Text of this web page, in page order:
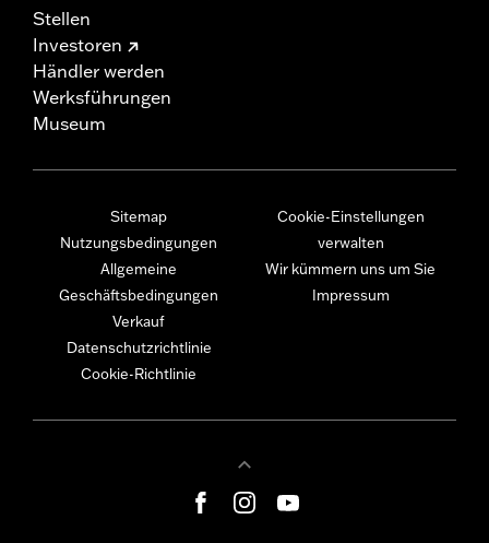
Stellen
Investoren
Händler werden
Werksführungen
Museum
Sitemap
Nutzungsbedingungen
Allgemeine
Geschäftsbedingungen
Verkauf
Datenschutzrichtlinie
Cookie-Richtlinie
Cookie-Einstellungen
verwalten
Wir kümmern uns um Sie
Impressum